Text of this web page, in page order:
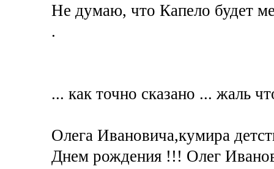
Не думаю, что Капело будет
.
... как точно сказано ... жаль
Олега Ивановича,кумира
Днем рождения !!! Олег